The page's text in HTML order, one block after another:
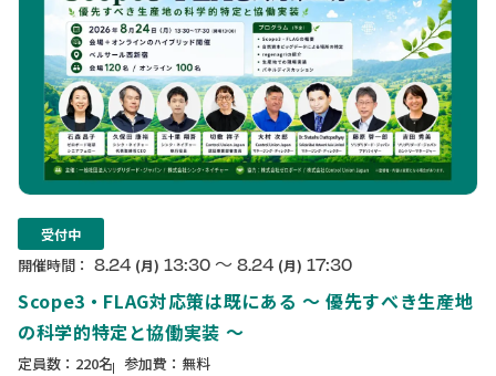
受付中
開催時間： 8.24 (月) 13:30 〜 8.24 (月) 17:30
Scope3・FLAG対応策は既にある ～ 優先すべき生産地
の科学的特定と協働実装 ～
定員数：220名 参加費：無料